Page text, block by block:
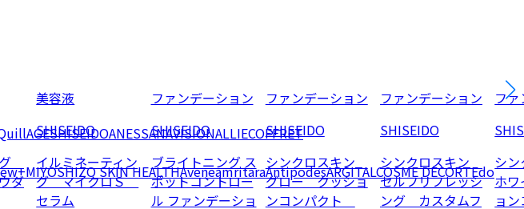
ダ
美容液
SHISEIDO
イルミネーティン
グ マイクロＳ
セラム
ファンデーション
SHISEIDO
ブライトニング ス
ポットコントロー
ル ファンデーショ
ファンデーション
SHISEIDO
シンクロスキン
グロー クッショ
ンコンパクト
ファンデーション
SHISEIDO
シンクロスキン
セルフリフレッシ
ング カスタムフ
フ
シ
ホ
ョ
SHISEIDOANESSANAVISIONALLIECOFFRET
MIYOSHIZO SKIN HEALTHAveneamritaraAntipodesARGITALCOSME DECORTEdo